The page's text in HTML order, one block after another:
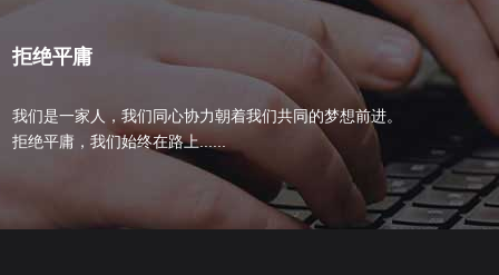
拒绝平庸
我们是一家人，我们同心协力朝着我们共同的梦想前进。
拒绝平庸，我们始终在路上......